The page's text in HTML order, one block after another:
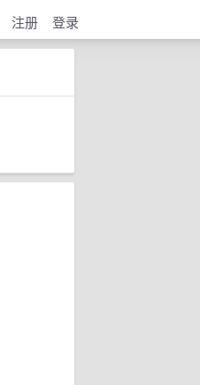
注册 登录